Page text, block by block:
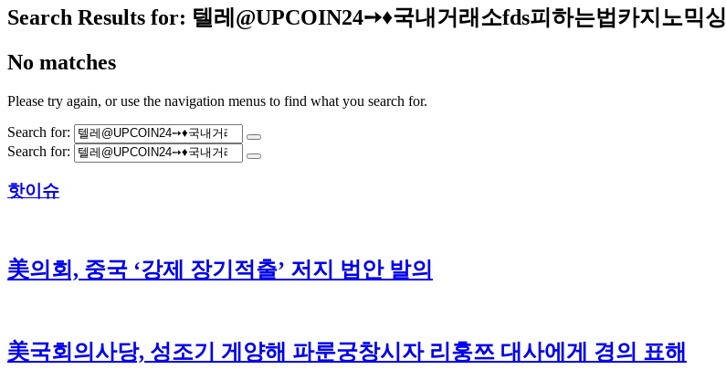
Search Results for: 텔레@UPCOIN24➙♦국내거래소fds피하는법카지노믹싱
No matches
Please try again, or use the navigation menus to find what you search for.
Search for:
Search for:
핫이슈
美의회, 중국 ‘강제 장기적출’ 저지 법안 발의
美국회의사당, 성조기 게양해 파룬궁창시자 리훙쯔 대사에게 경의 표해